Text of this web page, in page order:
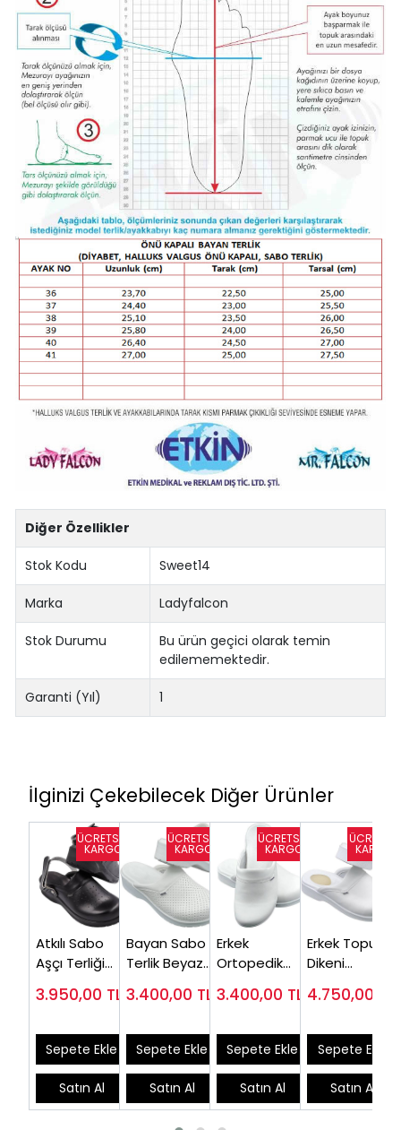
Diğer Özellikler
Stok Kodu Sweet14
Marka Ladyfalcon
Stok Durumu
Bu ürün geçici olarak temin
edilememektedir.
Garanti (Yıl) 1
İlginizi Çekebilecek Diğer Ürünler
Atkılı Sabo
Aşçı Terliği
HDA126S
3.950,00 TL
Sepete Ekle
Satın Al
Bayan Sabo
Terlik Beyaz
Satılan)
3.400,00 TL
Sepete Ekle
Satın Al
Erkek
Ortopedik
Terlik Beyaz
3.400,00 TL
Sepete Ekle
Satın Al
Erkek Topuk
Dikeni
Sabo Terlik
EPT777B
4.750,00
Sepete Ekle
Satın Al